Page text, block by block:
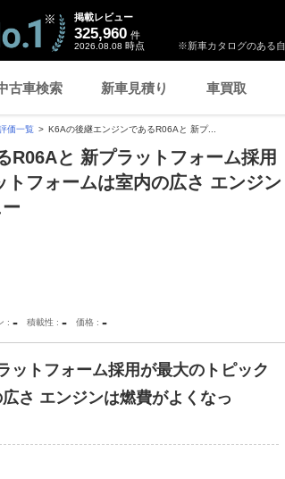
※新車カタログのある
掲載レビュー
325,960 件
2026.08.08 時点
古車検索 新車見積り 車買取
価一覧 K6Aの後継エンジンであるR06Aと 新プ...
R06Aと 新プラットフォーム採用
フォームは室内の広さ エンジン
- 積載性 - 価格 -
ットフォーム採用が最大のトピック
さ エンジンは燃費がよくなっ